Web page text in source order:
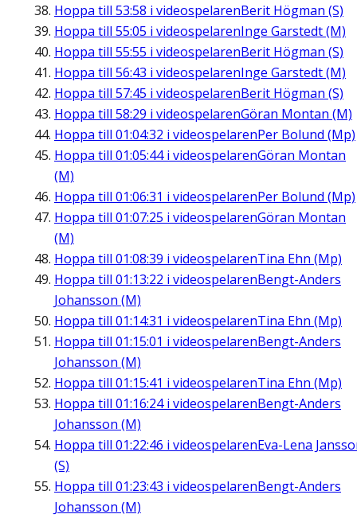
Hoppa till 53:58 i videospelarenBerit Högman (S)
Hoppa till 55:05 i videospelarenInge Garstedt (M)
Hoppa till 55:55 i videospelarenBerit Högman (S)
Hoppa till 56:43 i videospelarenInge Garstedt (M)
Hoppa till 57:45 i videospelarenBerit Högman (S)
Hoppa till 58:29 i videospelarenGöran Montan (M)
Hoppa till 01:04:32 i videospelarenPer Bolund (Mp)
Hoppa till 01:05:44i videospelarenGöran Montan
(M)
Hoppa till 01:06:31 i videospelarenPer Bolund (Mp)
Hoppa till 01:07:25 i videospelarenGöran Montan
(M)
Hoppa till 01:08:39 i videospelarenTina Ehn (Mp)
Hoppa till 01:13:22 i videospelarenBengt-Anders
Johansson (M)
Hoppa till 01:14:31 i videospelarenTina Ehn (Mp)
Hoppa till 01:15:01 i videospelarenBengt-Anders
Johansson (M)
Hoppa till 01:15:41 i videospelarenTina Ehn (Mp)
Hoppa till 01:16:24i videospelarenBengt-Anders
Johansson (M)
Hoppa till 01:22:46 i videospelarenEva-Lena
(S)
Hoppa till 01:23:43 i videospelarenBengt-Anders
Johansson (M)